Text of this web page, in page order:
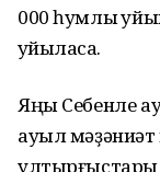
000 һумлыҡ
ҡуйыласаҡ.
Яңы Себенле
ауыл мәҙәниәт